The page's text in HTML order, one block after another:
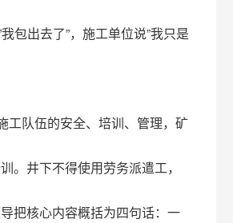
包出去了”，施工单位说”我只是
工队伍的安全、培训、管理，矿
。井下不得使用劳务派遣工，
把核心内容概括为四句话：一